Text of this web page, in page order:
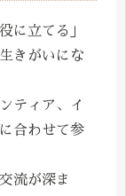
に立てる」
きがいにな
ティア、イ
合わせて参
流が深ま